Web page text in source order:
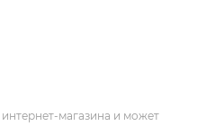
магазина и может